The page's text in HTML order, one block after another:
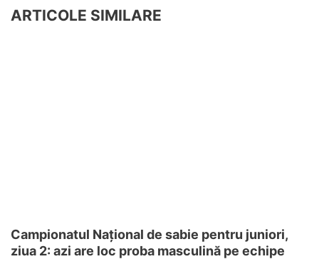
ARTICOLE SIMILARE
Campionatul Național de sabie pentru juniori,
ziua 2: azi are loc proba masculină pe echipe